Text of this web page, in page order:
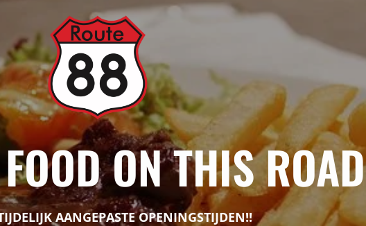
ON THIS ROAD
AANGEPASTE OPENINGSTIJDEN!!